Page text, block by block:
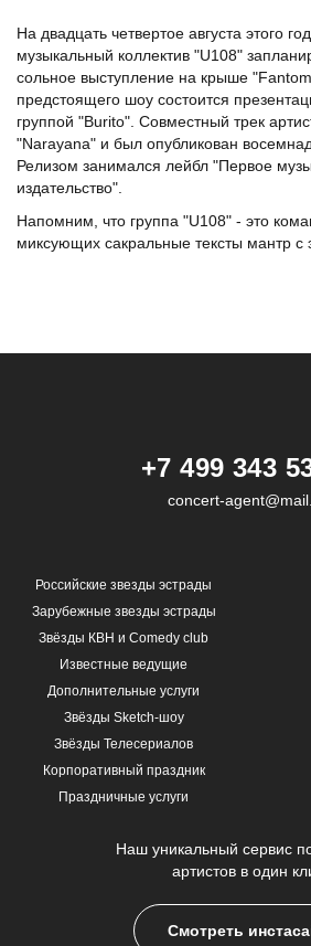
На двадцать четвертое августа этого
музыкальный коллектив "U108"
сольное выступление на крыше
предстоящего шоу состоится
группой "Burito". Совместный трек
"Narayana" и был опубликован
Релизом занимался лейбл "Первое
издательство".
Напомним, что группа "U108" - это
миксующих сакральные тексты мантр с
+7 499 343
concert-
Российские звезды эстрады
Зарубежные звезды эстрады
Звёзды КВН и Comedy club
Известные ведущие
Дополнительные услуги
Звёзды Sketch-шоу
Звёзды Телесериалов
Корпоративный праздник
Праздничные услуги
Наш уникальный сервис
артистов в один
Смотреть